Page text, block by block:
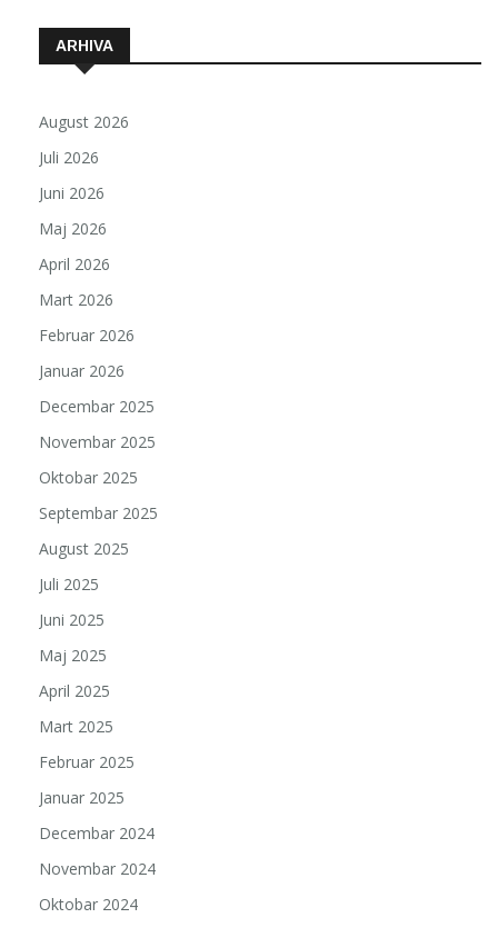
ARHIVA
August 2026
Juli 2026
Juni 2026
Maj 2026
April 2026
Mart 2026
Februar 2026
Januar 2026
Decembar 2025
Novembar 2025
Oktobar 2025
Septembar 2025
August 2025
Juli 2025
Juni 2025
Maj 2025
April 2025
Mart 2025
Februar 2025
Januar 2025
Decembar 2024
Novembar 2024
Oktobar 2024